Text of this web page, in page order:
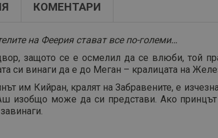
КОМЕНТАРИ
на Феерия стават все по-големи…
защото се е осмелил да се влюби, той
си винаги да е до Меган – кралицата на
им Кийран, кралят на Забравените, е
изобщо може да си представи. Ако принцът